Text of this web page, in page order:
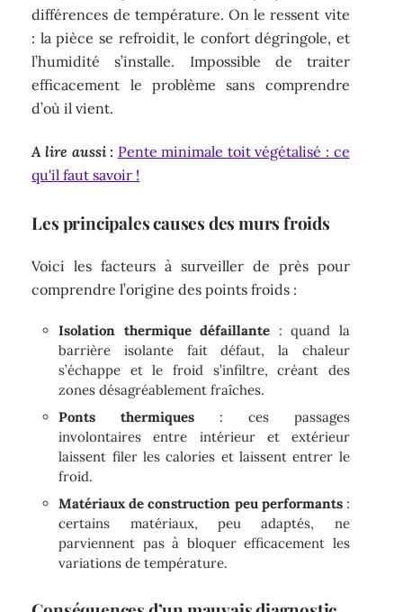
différences de température. On le ressent vite
: la pièce se refroidit, le confort dégringole, et
l’humidité s’installe. Impossible de traiter
efficacement le problème sans comprendre
d’où il vient.
A lire aussi : Pente minimale toit végétalisé : ce
qu'il faut savoir !
Les principales causes des murs froids
Voici les facteurs à surveiller de près pour
comprendre l’origine des points froids :
Isolation thermique défaillante : quand la
barrière isolante fait défaut, la chaleur
s’échappe et le froid s’infiltre, créant des
zones désagréablement fraîches.
Ponts thermiques : ces passages
involontaires entre intérieur et extérieur
laissent filer les calories et laissent entrer le
froid.
Matériaux de construction peu performants:
certains matériaux, peu adaptés, ne
parviennent pas à bloquer efficacement les
variations de température.